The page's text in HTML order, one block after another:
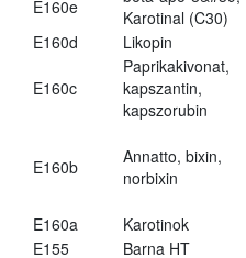
E160e
Karotinal (C30)
E160d
Likopin
E160c
Paprikakivonat,
kapszantin,
kapszorubin
E160b
Annatto, bixin,
norbixin
E160a
Karotinok
E155
Barna HT